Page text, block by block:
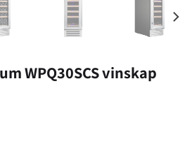
WPQ30SCS vinskap